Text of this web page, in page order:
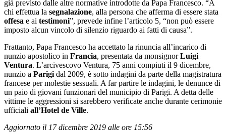
già previsto dalle altre normative introdotte da Papa Francesco. “A
chi effettua la segnalazione, alla persona che afferma di essere stata
offesa e ai testimoni”, prevede infine l’articolo 5, “non può essere
imposto alcun vincolo di silenzio riguardo ai fatti di causa”.
Frattanto, Papa Francesco ha accettato la rinuncia all’incarico di
nunzio apostolico in Francia, presentata da monsignorLuigi
Ventura. L’arcivescovo Ventura, 75 anni compiuti il 9 dicembre,
nunzio a Parigi dal 2009, è sotto indagini da parte della magistratura
francese per molestie sessuali. A far partire le indagini, le denunce di
un paio di giovani funzionari del municipio di Parigi. A detta delle
vittime le aggressioni si sarebbero verificate anche durante cerimonie
ufficiali all’Hotel de Ville.
Aggiornato il 17 dicembre 2019 alle ore 15:56